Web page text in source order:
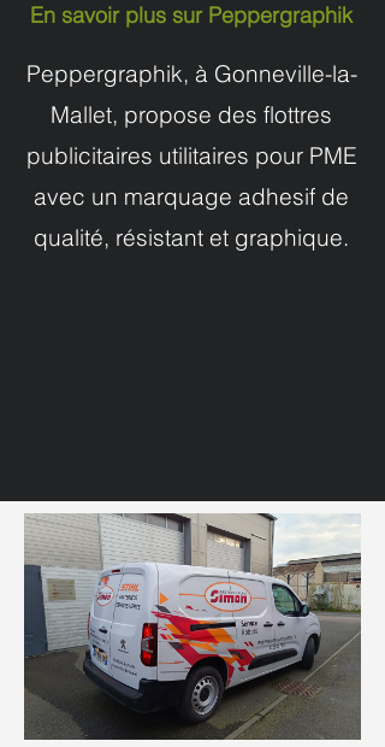
En savoir plus sur Peppergraphik
Peppergraphik, à Gonneville-la-
Mallet, propose des flottres
publicitaires utilitaires pour PME
avec un marquage adhesif de
qualité, résistant et graphique.